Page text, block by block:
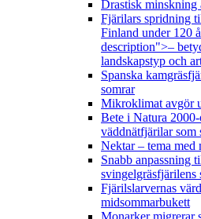
Drastisk minskning
Fjärilars spridning
Finland under 120
description">–
landskapstyp och
Spanska
somrar
Mikroklimat avgör
Bete i Natura
väddnätfjärilar som
Nektar – tema med
Snabb anpassning
Fjärilslarvernas
midsommarbukett
Monarker migrerar